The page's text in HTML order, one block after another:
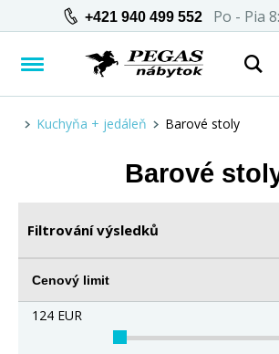
+421 940 499 552 Po - Pia
Kuchyňa + jedáleň Barové stoly
Barové
Filtrování výsledků
Cenový limit
124 EUR